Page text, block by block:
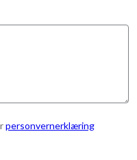
personvernerklæring